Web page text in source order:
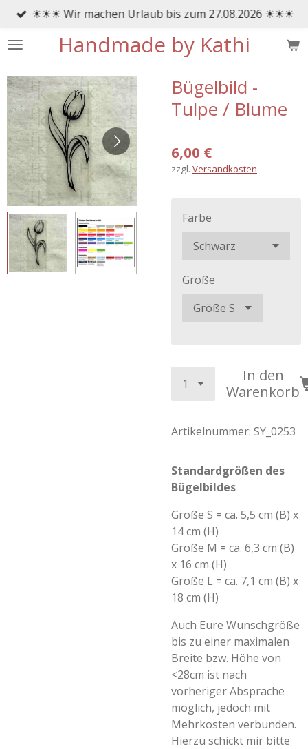
Zum
springen
Handmade by Kathi
☀☀☀ Wir machen Urlaub bis zum 27.08.2026 ☀☀☀
Bügelbild -
Tulpe / Blume
6,00 €
zzgl. Versandkosten
Farbe
Größe
In den
Warenkorb
Artikelnummer: SY_0253
Standardgrößen des
Bügelbildes
Größe S = ca. 5,5 cm (B) x
14 cm (H)
Größe M = ca. 6,3 cm (B)
x 16 cm (H)
Größe L = ca. 7,1 cm (B) x
18 cm (H)
Auch Eure Wunschgröße
bis zu einer maximalen
Breite bzw. Höhe von
<28cm ist nach
vorheriger Absprache
möglich, jedoch mit
Mehrkosten verbunden.
Hierzu schickt mir bitte